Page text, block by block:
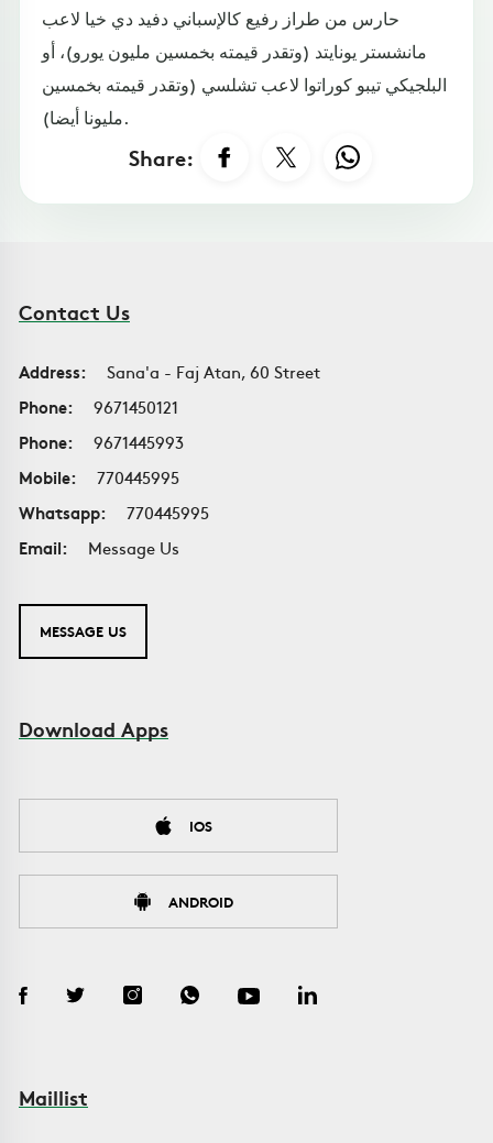
حارس من طراز رفيع كالإسباني دفيد دي خيا لاعب
مانشستر يونايتد (وتقدر قيمته بخمسين مليون يورو)، أو
البلجيكي تيبو كوراتوا لاعب تشلسي (وتقدر قيمته بخمسين
مليونا أيضا).
Share:
Contact Us
Address:
Sana'a - Faj Atan, 60 Street
Phone:
9671450121
Phone:
9671445993
Mobile:
770445995
Whatsapp:
770445995
Email:
Message Us
MESSAGE US
Download Apps
IOS
ANDROID
Maillist